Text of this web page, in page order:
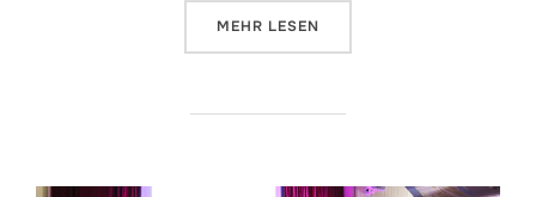
MEHR ÜBER „MÜ 32 –
LESEN